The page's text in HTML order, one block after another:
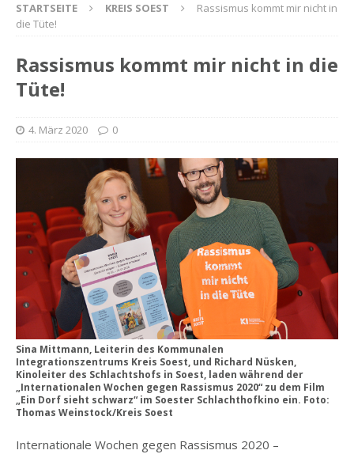
STARTSEITE KREIS SOEST
Rassismus kommt mir nicht in
die Tüte!
Rassismus kommt mir nicht in die
Tüte!
4. März 2020 0
Sina Mittmann, Leiterin des Kommunalen
Integrationszentrums Kreis Soest, und Richard Nüsken,
Kinoleiter des Schlachtshofs in Soest, laden während der
„Internationalen Wochen gegen Rassismus 2020“ zu dem Film
„Ein Dorf sieht schwarz“ im Soester Schlachthofkino ein. Foto:
Thomas Weinstock/Kreis Soest
Internationale Wochen gegen Rassismus 2020 –